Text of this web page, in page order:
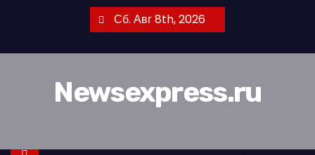
к
Сб. Авг 8th, 2026
Newsexpress.ru